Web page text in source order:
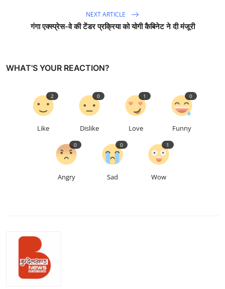
NEXT ARTICLE
गंगा एक्स्प्रेस-वे की टेंडर प्रक्रिया को योगी कैबिनेट ने दी मंजूरी
WHAT'S YOUR REACTION?
Like
2
Dislike
0
Love
1
Funny
0
Angry
0
Sad
0
Wow
1